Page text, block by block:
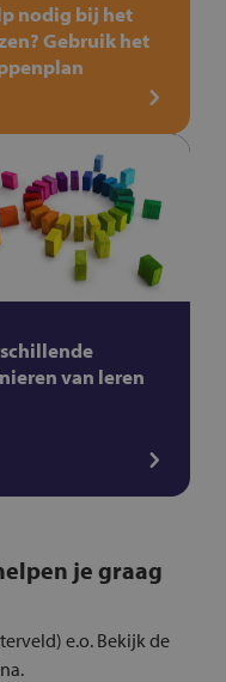
nodig bij het
Gebruik het
van leren
je graag
e.o. Bekijk de